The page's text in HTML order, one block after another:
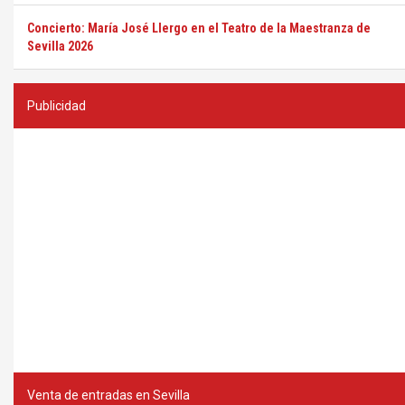
Concierto: María José Llergo en el Teatro de la Maestranza de
Sevilla 2026
Publicidad
Venta de entradas en Sevilla